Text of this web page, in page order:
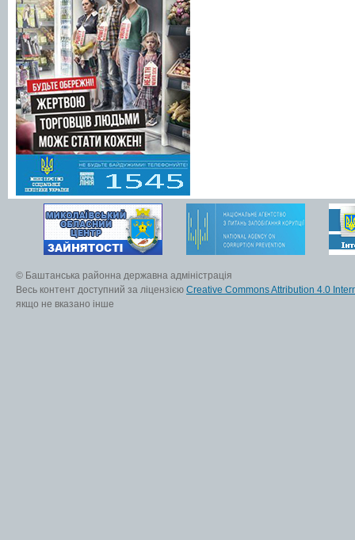
© Баштанська районна державна адміністрація
Весь контент доступний за ліцензією Creative Commons Attribution 4.0
якщо не вказано інше